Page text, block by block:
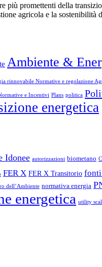
più promettenti della
agricola e la sostenibilità
Ambiente &
rinnovabile Normative e regolazione
e Incentivi Plans politica
energetica
Idonee autorizzazioni biometano
FER X FER X Transitorio
dell’Ambiente normativa energia
energetica utility